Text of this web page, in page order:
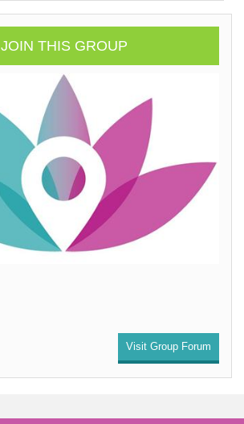
JOIN THIS GROUP
Visit Group Forum